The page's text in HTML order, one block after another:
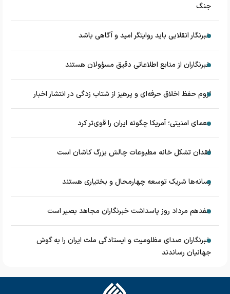
جنگ
خبرنگار انقلابی باید روایتگر امید و آگاهی باشد
خبرنگاران از منابع اطلاعاتی دقیق مسؤولان هستند
لزوم حفظ اخلاق حرفه‌ای و پرهیز از شتاب زدگی در انتشار اخبار
معمای امنیتی؛ آمریکا چگونه ایران را قوی‌تر کرد
فقدان تشکل خانه مطبوعات چالش بزرگ کاشان است
رسانه‌ها شریک توسعه چهارمحال و بختیاری هستند
هفدهم مرداد روز پاسداشت خبرنگاران مجاهد بصیر است
خبرنگاران صدای مظلومیت و ایستادگی ملت ایران را به گوش
جهانیان رساندند